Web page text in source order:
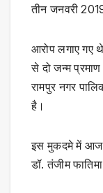
तीन जनवरी
आरोप लगाए
से दो जन्म
रामपुर नगर
है।
इस मुकदमे में आजम
डॉ. तंजीम